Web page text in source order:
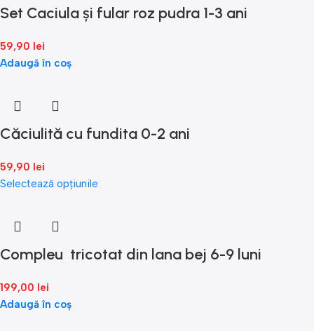
Set Caciula și fular roz pudra 1-3 ani
59,90 lei
Adaugă în coș
Căciulită cu fundita 0-2 ani
59,90 lei
Selectează opțiunile
Compleu tricotat din lana bej 6-9 luni
199,00 lei
Adaugă în coș